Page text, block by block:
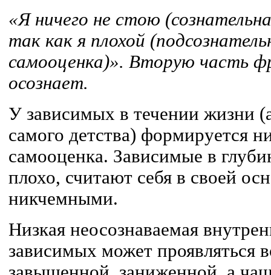
«Я ничего не стою
так как я плохой
самооценка)». Вторую часть
осознает.
У зависимых в течении жизни
самого детства) формируется
самооценка. Зависимые в
плохо, считают себя в своей
никчемными.
Низкая неосознаваемая
зависимых может проявляться